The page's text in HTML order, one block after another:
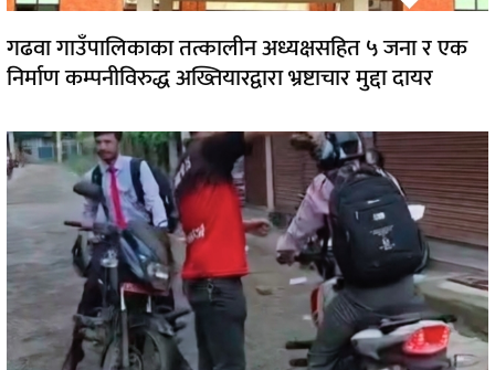
गढवा गाउँपालिकाका तत्कालीन अध्यक्षसहित ५ जना र एक
निर्माण कम्पनीविरुद्ध अख्तियारद्वारा भ्रष्टाचार मुद्दा दायर